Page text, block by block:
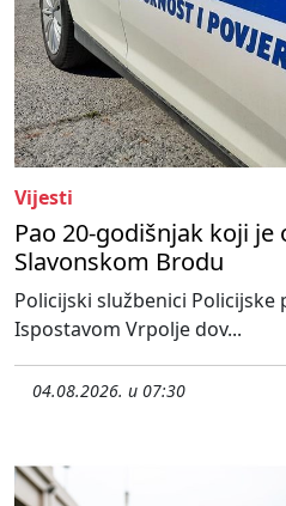
Vijesti
Pao 20-godišnjak koji
Slavonskom Brodu
Policijski službenici Policijske
Ispostavom Vrpolje dov...
04.08.2026. u 07:30